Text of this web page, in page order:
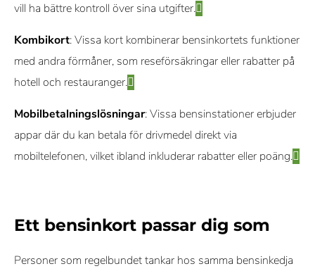
vill ha bättre kontroll över sina utgifter.
Kombikort: Vissa kort kombinerar bensinkortets funktioner
med andra förmåner, som reseförsäkringar eller rabatter på
hotell och restauranger.
Mobilbetalningslösningar: Vissa bensinstationer erbjuder
appar där du kan betala för drivmedel direkt via
mobiltelefonen, vilket ibland inkluderar rabatter eller poäng.
Ett bensinkort passar dig som
Personer som regelbundet tankar hos samma bensinkedja